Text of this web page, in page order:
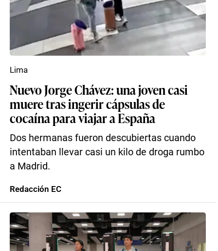
Nuevo Jorge Chávez: una joven casi
muere tras ingerir cápsulas de
cocaína para viajar a España
Dos hermanas fueron descubiertas cuando
intentaban llevar casi un kilo de droga rumbo
a Madrid.
Lima
Redacción EC